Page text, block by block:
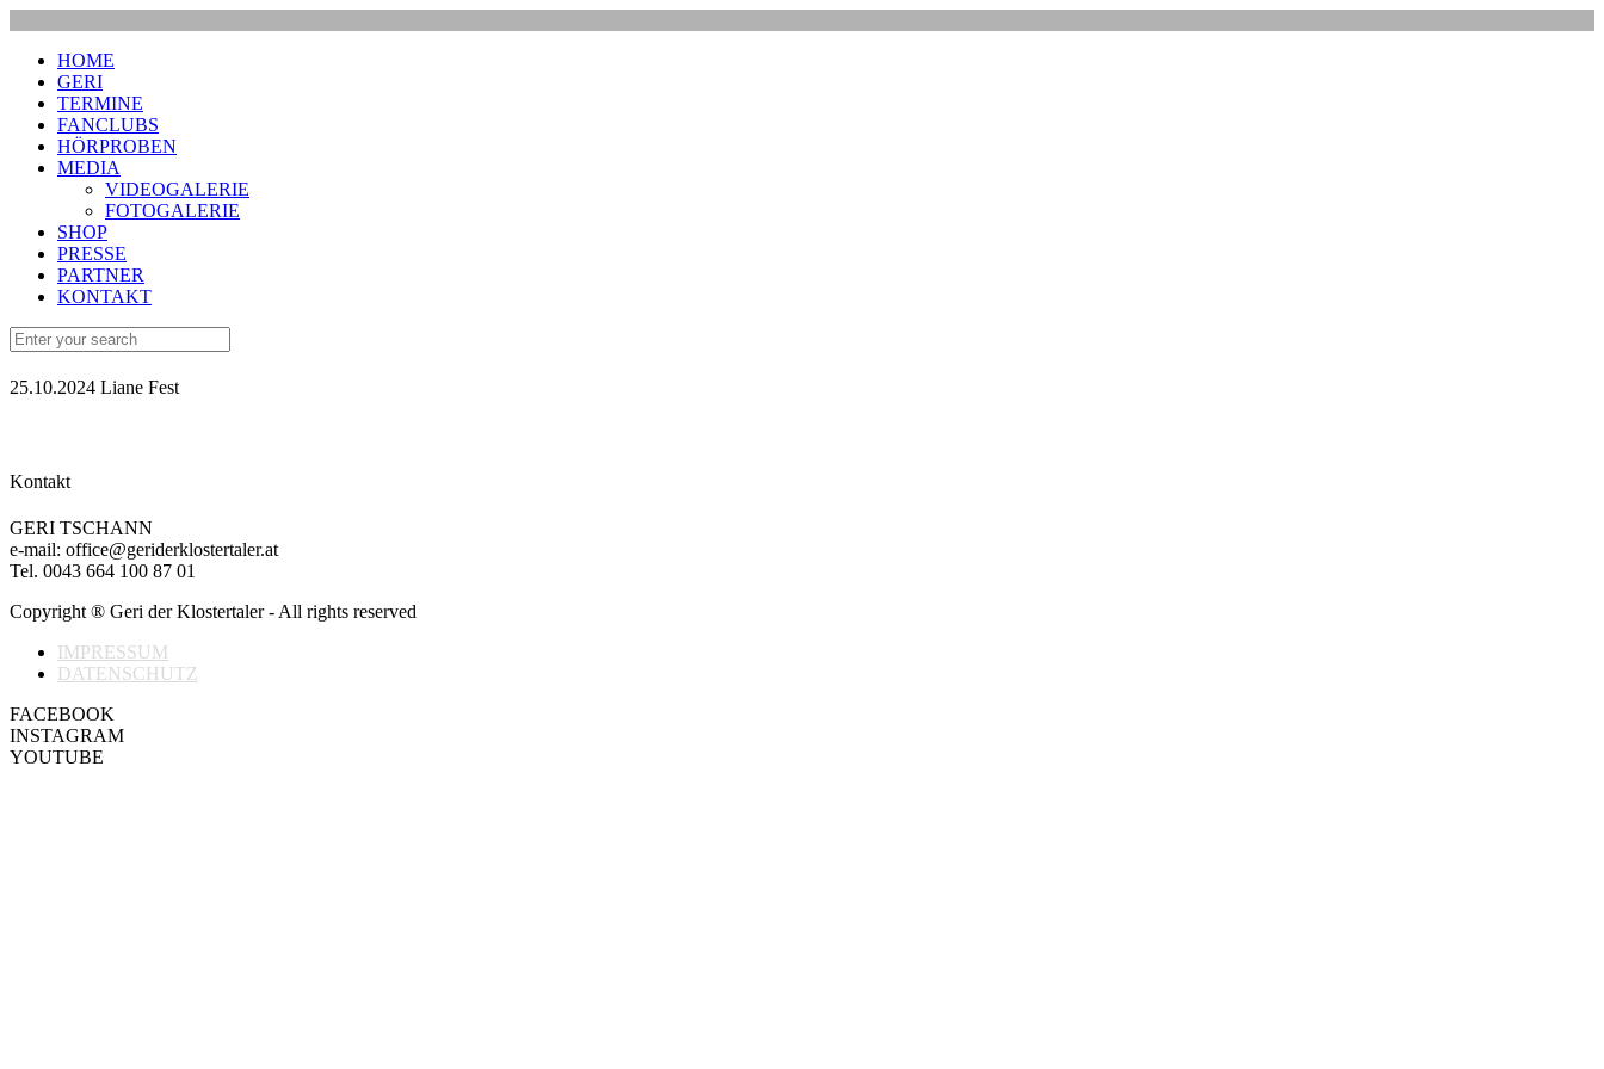
HOME
GERI
TERMINE
FANCLUBS
HÖRPROBEN
MEDIA
VIDEOGALERIE
FOTOGALERIE
SHOP
PRESSE
PARTNER
KONTAKT
25.10.2024 Liane Fest
Kontakt
GERI TSCHANN
e-mail: office@geriderklostertaler.at
Tel. 0043 664 100 87 01
Copyright ® Geri der Klostertaler - All rights reserved
IMPRESSUM
DATENSCHUTZ
FACEBOOK
INSTAGRAM
YOUTUBE